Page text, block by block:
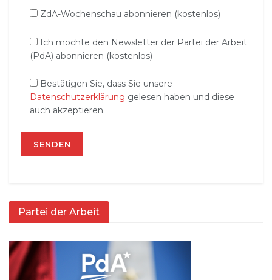
ZdA-Wochenschau abonnieren (kostenlos)
Ich möchte den Newsletter der Partei der Arbeit
(PdA) abonnieren (kostenlos)
Bestätigen Sie, dass Sie unsere
Datenschutzerklärung gelesen haben und diese
auch akzeptieren.
Partei der Arbeit